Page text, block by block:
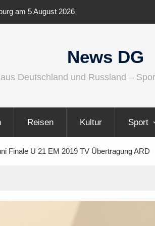
größer, internationaler und
News DG
Deutschland und Russland –
Reisen Kultur Sport
Finale U 21 EM 2019 TV Übertragung ARD